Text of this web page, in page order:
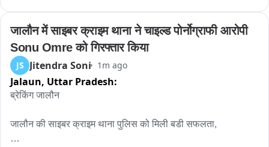
व्यवस्था और संवेदनशील स्थानों का निरीक्षण करते हुए सुरक्षा इंतजामों की
समीक्षा की। उन्होंने कहा कि कांवड़ यात्रा के दौरान श्रद्धालुओं की सुरक्षा
सर्वोच्च प्राथमिकता है और किसी भी आपात स्थिति से निपटने के लिए
पुलिस एवं सुरक्षा एजेंसियां पूरी तरह तैयार हैं
जालौन में साइबर क्राइम थाना ने चाइल्ड पोर्नोग्राफी आरोपी
Sonu Omre को गिरफ्तार किया
JS Jitendra Soni 1m ago
Jalaun, Uttar Pradesh:
ब्रेकिंग जालौन
जालौन की साइबर क्राइम थाना पुलिस को मिली बडी सफलता,